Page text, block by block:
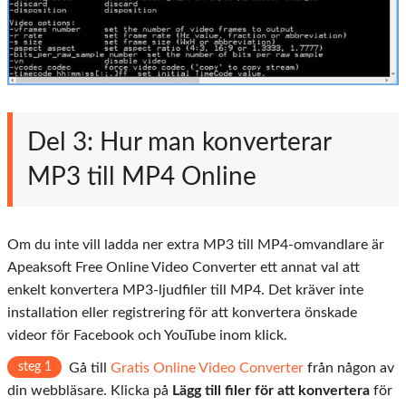
Del 3: Hur man konverterar
MP3 till MP4 Online
Om du inte vill ladda ner extra MP3 till MP4-omvandlare är
Apeaksoft Free Online Video Converter ett annat val att
enkelt konvertera MP3-ljudfiler till MP4. Det kräver inte
installation eller registrering för att konvertera önskade
videor för Facebook och YouTube inom klick.
steg 1 Gå till Gratis Online Video Converter från någon av
din webbläsare. Klicka på Lägg till filer för att konvertera för